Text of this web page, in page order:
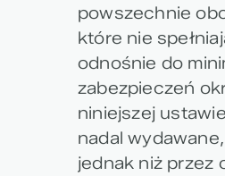
powszechnie
które nie
odnośnie do
zabezpieczeń
niniejszej
nadal
jednak niż przez